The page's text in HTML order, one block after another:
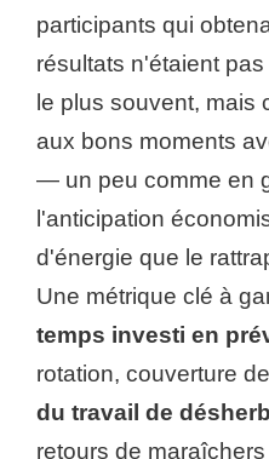
participants qui
résultats n'étaient
le plus souvent, mais
aux bons moments
— un peu comme en
l'anticipation
d'énergie que le
Une métrique clé à
temps investi en
rotation, couverture
du travail de
retours de